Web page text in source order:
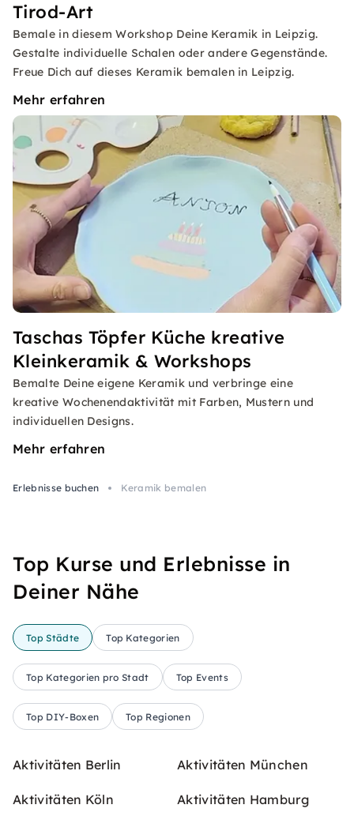
Tirod-Art
Bemale in diesem Workshop Deine Keramik in Leipzig.
Gestalte individuelle Schalen oder andere Gegenstände.
Freue Dich auf dieses Keramik bemalen in Leipzig.
Mehr erfahren
Taschas Töpfer Küche kreative
Kleinkeramik & Workshops
Bemalte Deine eigene Keramik und verbringe eine
kreative Wochenendaktivität mit Farben, Mustern und
individuellen Designs.
Mehr erfahren
Erlebnisse buchen Keramik bemalen
Top Kurse und Erlebnisse in
Deiner Nähe
Top Städte Top Kategorien
Top Kategorien pro Stadt Top Events
Top DIY-Boxen Top Regionen
Aktivitäten Berlin Aktivitäten München
Aktivitäten Köln Aktivitäten Hamburg